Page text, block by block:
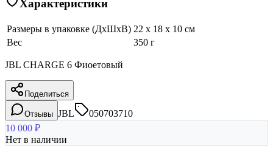
Характеристики
Размеры в упаковке (ДхШхВ) 22 x 18 x 10 см
Вес
350 г
JBL CHARGE 6 Фиоетовый
Поделиться
Отзывы JBL
050703710
10 000 ₽
Нет в наличии